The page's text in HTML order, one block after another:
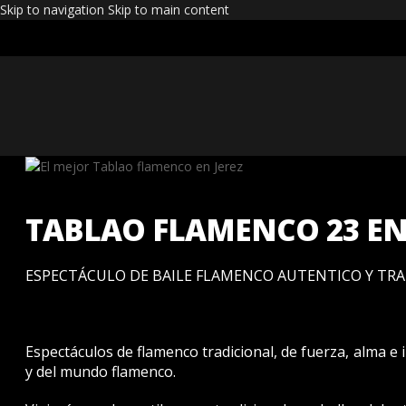
Skip to navigation Skip to main content
TABLAO FLAMENCO 23
ESPECTÁCULO DE BAILE FLAMENCO AUTENTICO Y
Espectáculos de flamenco tradicional, de fuerza, alma e
y del mundo flamenco.